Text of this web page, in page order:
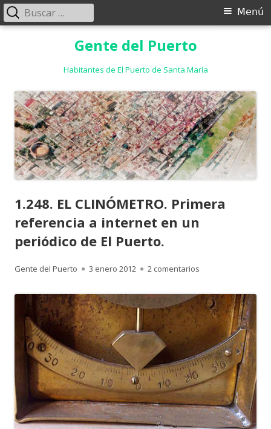
Gente del Puerto
Habitantes de El Puerto de Santa María
Menú
Menú
Buscar:
1.248. EL CLINÓMETRO. Primera
referencia a internet en un
periódico de El Puerto.
Autor
Gente del Puerto
Publicado
3 enero 2012 2 comentarios